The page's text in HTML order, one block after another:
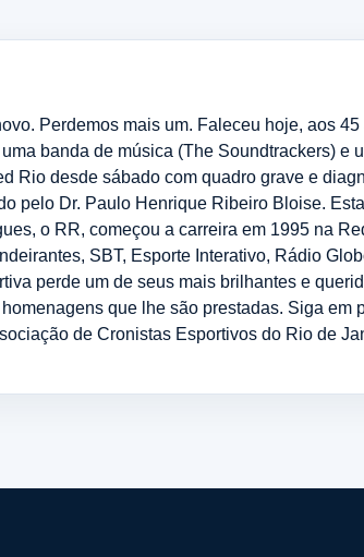
Perdemos mais um. Faleceu hoje, aos
banda de música (The Soundtrackers)
Rio desde sábado com quadro grave e
pelo Dr. Paulo Henrique Ribeiro Bloise.
o RR, começou a carreira em 1995 na
SBT, Esporte Interativo, Rádio
perde um de seus mais brilhantes e
que lhe são prestadas. Siga
de Cronistas Esportivos do Rio de